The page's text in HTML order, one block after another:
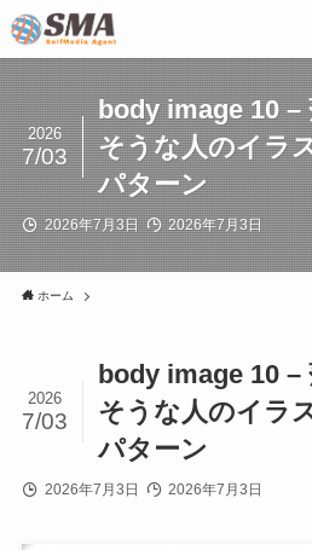
body image 10 –
そうな人のイラ
パターン
2026
7/03
2026年7月3日 2026年7月3日
ホーム
body image 10 –
そうな人のイラ
パターン
2026
7/03
2026年7月3日 2026年7月3日